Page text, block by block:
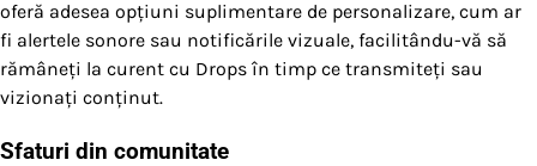
oferă adesea opțiuni suplimentare de personalizare, cum ar
fi alertele sonore sau notificările vizuale, facilitându-vă să
rămâneți la curent cu Drops în timp ce transmiteți sau
vizionați conținut.
Sfaturi din comunitate